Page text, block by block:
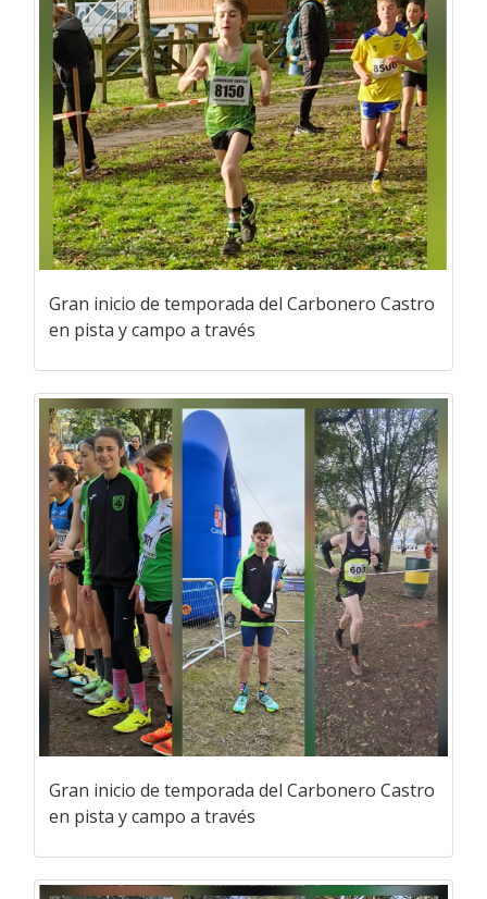
Gran inicio de temporada del Carbonero Castro
en pista y campo a través
Gran inicio de temporada del Carbonero Castro
en pista y campo a través